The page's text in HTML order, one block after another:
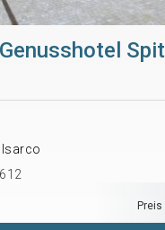
Isarco
Preis